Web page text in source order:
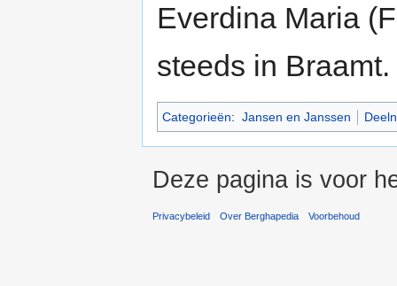
Everdina Maria
steeds in Braamt.
Categorieën: Jansen en Janssen
Deze pagina is voor
Privacybeleid Over Berghapedia Voorbehoud